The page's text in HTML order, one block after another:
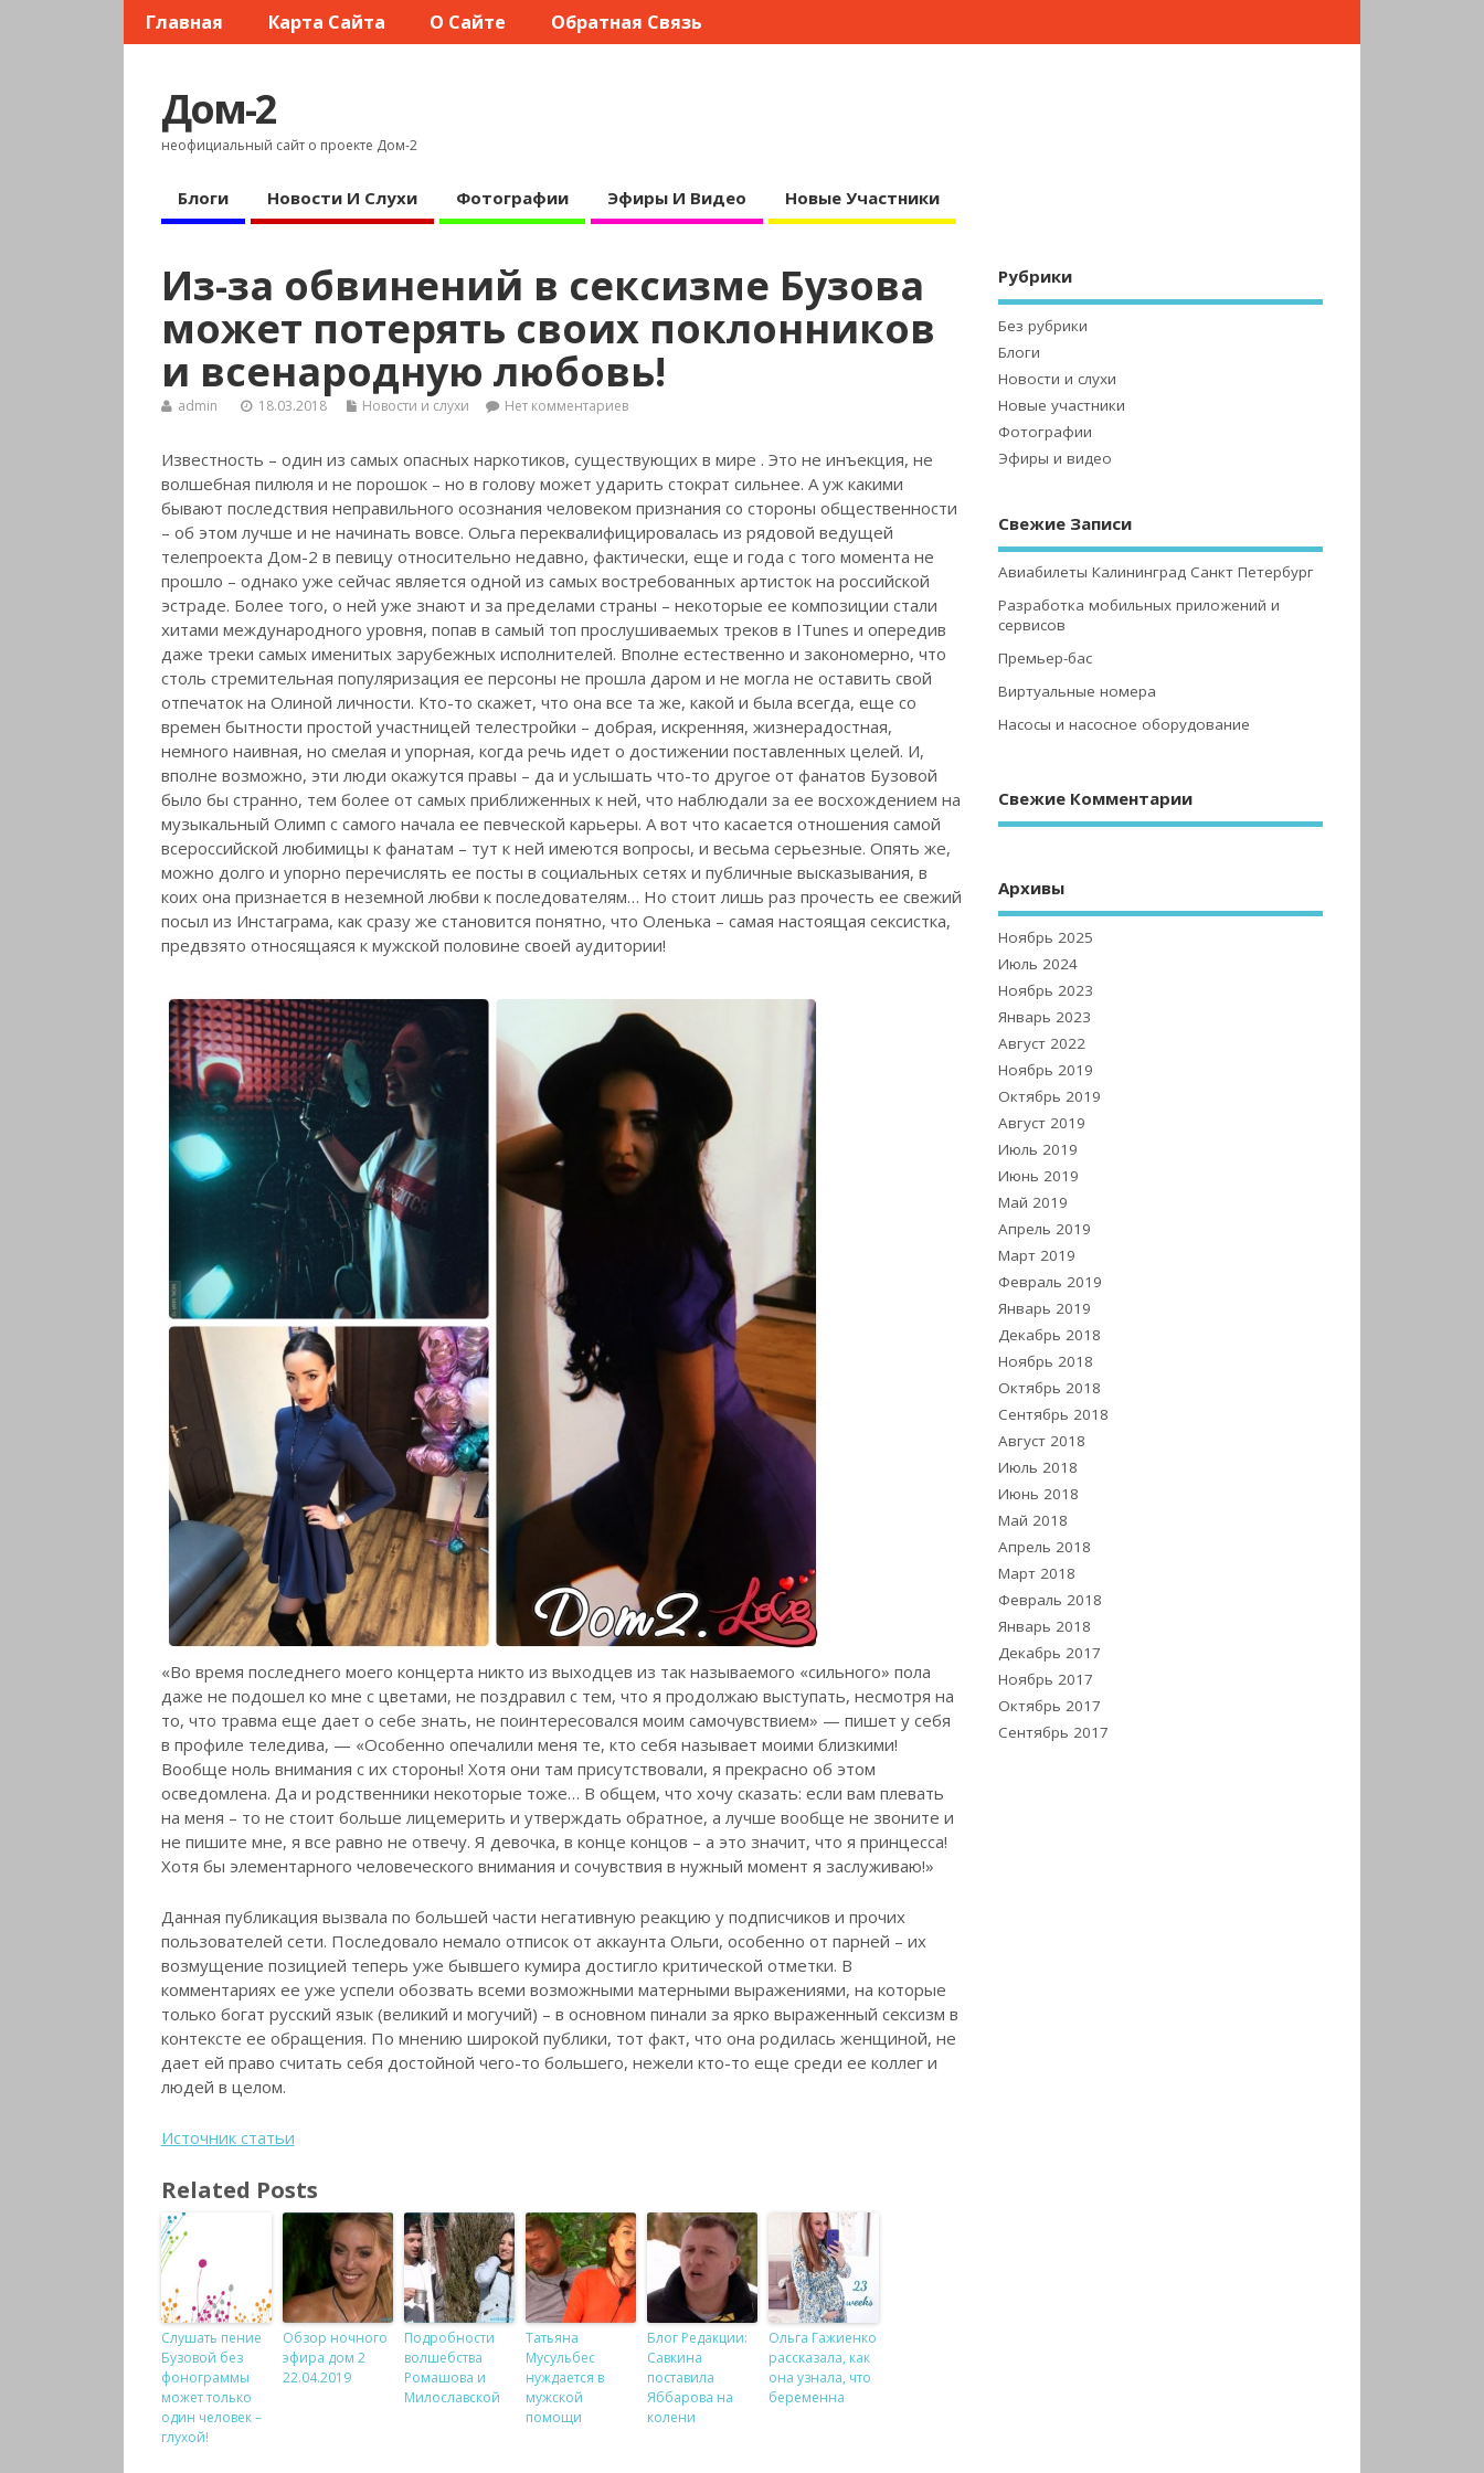
Главная Карта Сайта О Сайте Обратная Связь
Дом-2
неофициальный сайт о проекте Дом-2
Блоги Новости И Слухи Фотографии Эфиры И Видео Новые Участники
Из-за обвинений в сексизме Бузова
может потерять своих поклонников
и всенародную любовь!
admin 18.03.2018 Новости и слухи Нет комментариев
Известность – один из самых опасных наркотиков, существующих в мире . Это не инъекция, не
волшебная пилюля и не порошок – но в голову может ударить стократ сильнее. А уж какими
бывают последствия неправильного осознания человеком признания со стороны общественности
– об этом лучше и не начинать вовсе. Ольга переквалифицировалась из рядовой ведущей
телепроекта Дом-2 в певицу относительно недавно, фактически, еще и года с того момента не
прошло – однако уже сейчас является одной из самых востребованных артисток на российской
эстраде. Более того, о ней уже знают и за пределами страны – некоторые ее композиции стали
хитами международного уровня, попав в самый топ прослушиваемых треков в ITunes и опередив
даже треки самых именитых зарубежных исполнителей. Вполне естественно и закономерно, что
столь стремительная популяризация ее персоны не прошла даром и не могла не оставить свой
отпечаток на Олиной личности. Кто-то скажет, что она все та же, какой и была всегда, еще со
времен бытности простой участницей телестройки – добрая, искренняя, жизнерадостная,
немного наивная, но смелая и упорная, когда речь идет о достижении поставленных целей. И,
вполне возможно, эти люди окажутся правы – да и услышать что-то другое от фанатов Бузовой
было бы странно, тем более от самых приближенных к ней, что наблюдали за ее восхождением на
музыкальный Олимп с самого начала ее певческой карьеры. А вот что касается отношения самой
всероссийской любимицы к фанатам – тут к ней имеются вопросы, и весьма серьезные. Опять же,
можно долго и упорно перечислять ее посты в социальных сетях и публичные высказывания, в
коих она признается в неземной любви к последователям… Но стоит лишь раз прочесть ее свежий
посыл из Инстаграма, как сразу же становится понятно, что Оленька – самая настоящая сексистка,
предвзято относящаяся к мужской половине своей аудитории!
«Во время последнего моего концерта никто из выходцев из так называемого «сильного» пола
даже не подошел ко мне с цветами, не поздравил с тем, что я продолжаю выступать, несмотря на
то, что травма еще дает о себе знать, не поинтересовался моим самочувствием» — пишет у себя
в профиле теледива, — «Особенно опечалили меня те, кто себя называет моими близкими!
Вообще ноль внимания с их стороны! Хотя они там присутствовали, я прекрасно об этом
осведомлена. Да и родственники некоторые тоже… В общем, что хочу сказать: если вам плевать
на меня – то не стоит больше лицемерить и утверждать обратное, а лучше вообще не звоните и
не пишите мне, я все равно не отвечу. Я девочка, в конце концов – а это значит, что я принцесса!
Хотя бы элементарного человеческого внимания и сочувствия в нужный момент я заслуживаю!»
Данная публикация вызвала по большей части негативную реакцию у подписчиков и прочих
пользователей сети. Последовало немало отписок от аккаунта Ольги, особенно от парней – их
возмущение позицией теперь уже бывшего кумира достигло критической отметки. В
комментариях ее уже успели обозвать всеми возможными матерными выражениями, на которые
только богат русский язык (великий и могучий) – в основном пинали за ярко выраженный сексизм в
контексте ее обращения. По мнению широкой публики, тот факт, что она родилась женщиной, не
дает ей право считать себя достойной чего-то большего, нежели кто-то еще среди ее коллег и
людей в целом.
Источник статьи
Related Posts
Слушать пение
Бузовой без
фонограммы
может только
один человек –
глухой!
Обзор ночного
эфира дом 2
22.04.2019
Подробности
волшебства
Ромашова и
Милославской
Татьяна
Мусульбес
нуждается в
мужской
помощи
Блог Редакции:
Савкина
поставила
Яббарова на
колени
Ольга Гажиенко
рассказала, как
она узнала, что
беременна
Рубрики
Без рубрики
Блоги
Новости и слухи
Новые участники
Фотографии
Эфиры и видео
Свежие Записи
Авиабилеты Калининград Санкт Петербург
Разработка мобильных приложений и
сервисов
Премьер-бас
Виртуальные номера
Насосы и насосное оборудование
Свежие Комментарии
Архивы
Ноябрь 2025
Июль 2024
Ноябрь 2023
Январь 2023
Август 2022
Ноябрь 2019
Октябрь 2019
Август 2019
Июль 2019
Июнь 2019
Май 2019
Апрель 2019
Март 2019
Февраль 2019
Январь 2019
Декабрь 2018
Ноябрь 2018
Октябрь 2018
Сентябрь 2018
Август 2018
Июль 2018
Июнь 2018
Май 2018
Апрель 2018
Март 2018
Февраль 2018
Январь 2018
Декабрь 2017
Ноябрь 2017
Октябрь 2017
Сентябрь 2017